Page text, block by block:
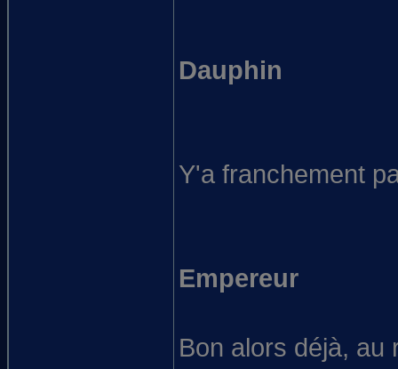
Dauphin
Y'a franchement
Empereur
Bon alors déjà, au